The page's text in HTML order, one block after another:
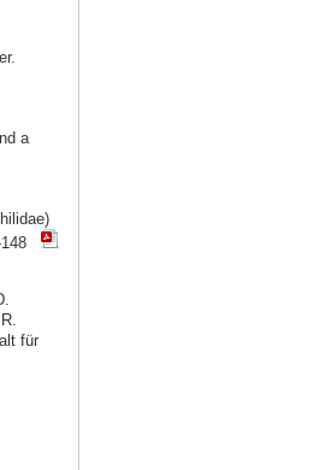
a
148
für